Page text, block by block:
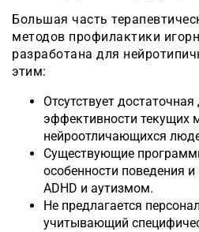
Большая часть
методов профилактики
разработана для
этим:
Отсутствует
эффективности текущих
нейроотличающихся
Существующие
особенности поведения
ADHD и аутизмом.
Не предлагается
учитывающий